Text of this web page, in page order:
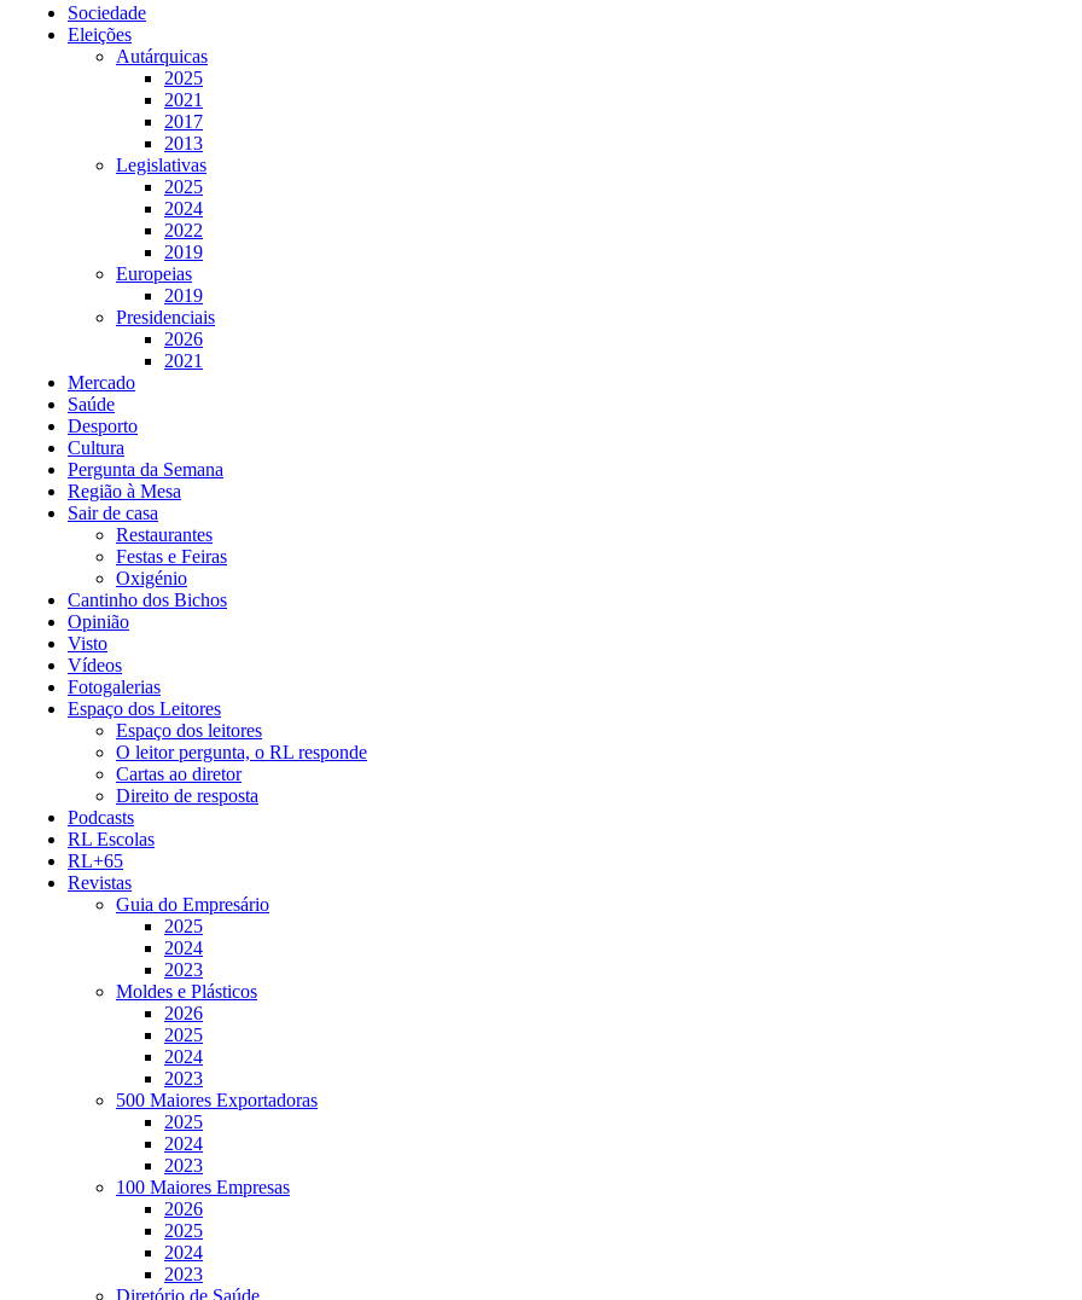
Sociedade
Eleições
Autárquicas
2025
2021
2017
2013
Legislativas
2025
2024
2022
2019
Europeias
2019
Presidenciais
2026
2021
Mercado
Saúde
Desporto
Cultura
Pergunta da Semana
Região à Mesa
Sair de casa
Restaurantes
Festas e Feiras
Oxigénio
Cantinho dos Bichos
Opinião
Visto
Vídeos
Fotogalerias
Espaço dos Leitores
Espaço dos leitores
O leitor pergunta, o RL responde
Cartas ao diretor
Direito de resposta
Podcasts
RL Escolas
RL+65
Revistas
Guia do Empresário
2025
2024
2023
Moldes e Plásticos
2026
2025
2024
2023
500 Maiores Exportadoras
2025
2024
2023
100 Maiores Empresas
2026
2025
2024
2023
Diretório de Saúde